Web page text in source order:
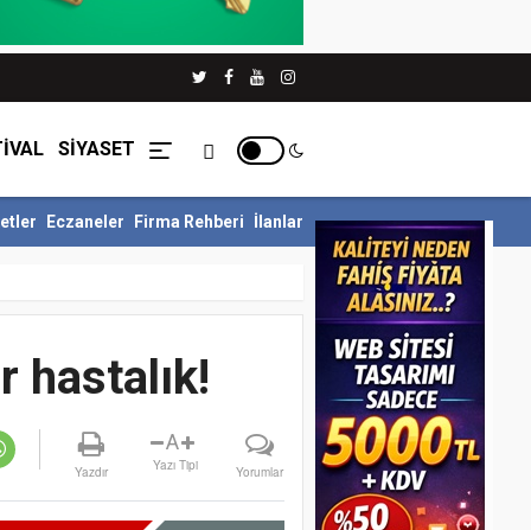
SİYASET
Siyer Yarışmasını Ka... İnegöl Belediyesi Çevre Zabıtasından
Eczaneler Firma Rehberi İlanlar
hastalık!
Yazdır
A
Yazı Tipi Yorumlar